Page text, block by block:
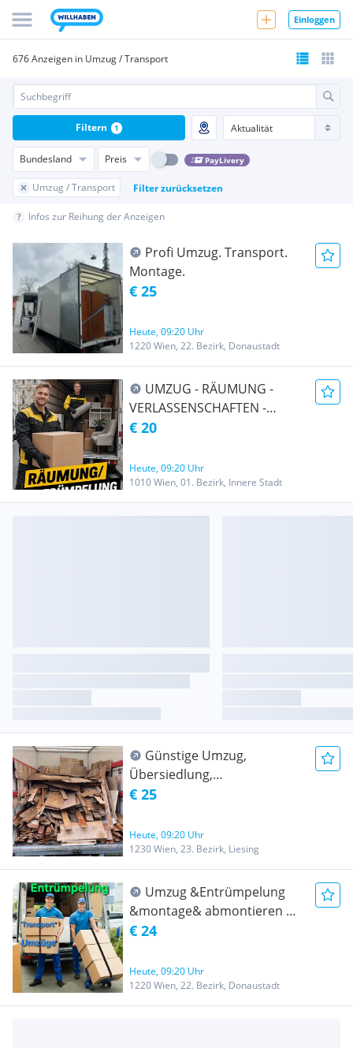
Einloggen
676 Anzeigen in Umzug / Transport
Bundesland Preis PayLivery
Umzug / Transport Filter zurücksetzen
Filtern 1
Infos zur Reihung der Anzeigen
Profi Umzug. Transport.
Montage.
€ 25
Heute, 09:20 Uhr
1220 Wien, 22. Bezirk, Donaustadt
UMZUG - RÄUMUNG -
VERLASSENSCHAFTEN -
TRANSPORT -
ÜBERSIEDLUNG WIEN &
UMGEBUNG AUCH Ö-weit
und EU-weit
€ 20
Heute, 09:20 Uhr
1010 Wien, 01. Bezirk, Innere Stadt
Günstige Umzug,
Übersiedlung,
Möbeltransport,
Transport, Flügel Transport,
Tresor Transport, Lastentaxi
20m3
€ 25
Heute, 09:20 Uhr
1230 Wien, 23. Bezirk, Liesing
Umzug &Entrümpelung
&montage& abmontieren &
Transport Wien und ganz
€ 24
Heute, 09:20 Uhr
1220 Wien, 22. Bezirk, Donaustadt